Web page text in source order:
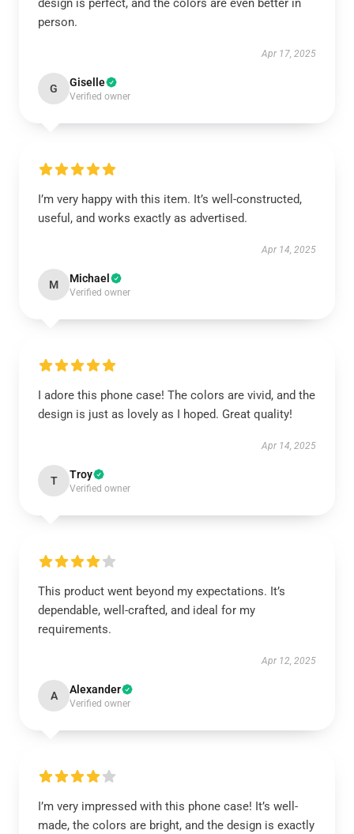
design is perfect, and the colors are even better in
person.
Apr 17, 2025
G Giselle
Verified owner
I’m very happy with this item. It’s well-constructed,
useful, and works exactly as advertised.
Apr 14, 2025
M Michael
Verified owner
I adore this phone case! The colors are vivid, and the
design is just as lovely as I hoped. Great quality!
Apr 14, 2025
T Troy
Verified owner
This product went beyond my expectations. It’s
dependable, well-crafted, and ideal for my
requirements.
Apr 12, 2025
A Alexander
Verified owner
I’m very impressed with this phone case! It’s well-
made, the colors are bright, and the design is exactly